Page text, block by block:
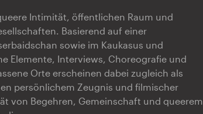
Intimität, öffentlichen Raum und
Basierend auf einer
sowie im Kaukasus und
Elemente, Interviews, Choreografie und
Orte erscheinen dabei zugleich als
persönlichem Zeugnis und filmischer
von Begehren, Gemeinschaft und queerem